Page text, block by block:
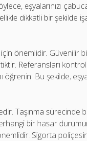
eşyalarınızı
dikkatli bir şekilde
önemlidir. Güvenilir
Referansları
Bu şekilde,
Taşınma sürecinde
bir hasar
Sigorta